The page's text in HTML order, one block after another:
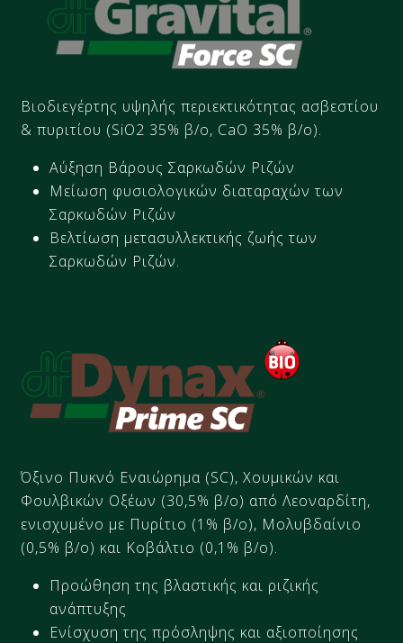
Βιοδιεγέρτης υψηλής περιεκτικότητας ασβεστίου
& πυριτίου (SiO2 35% β/ο, CaO 35% β/ο)​.
Αύξηση Βάρους Σαρκωδών Ριζών
Μείωση φυσιολογικών διαταραχών των
Σαρκωδών Ριζών
Βελτίωση μετασυλλεκτικής ζωής των
Σαρκωδών Ριζών.
Όξινο Πυκνό Εναιώρηµα (SC),Χουµικών και
Φουλβικών Οξέων (30,5% β/ο) απόΛεοναρδίτη,
ενισχυµένο µε Πυρίτιο (1% β/ο), Μολυβδαίνιο
(0,5% β/ο) και Κοβάλτιο (0,1% β/ο).
Προώθηση της βλαστικής και ριζικής
ανάπτυξης
Ενίσχυση της πρόσληψης και αξιοποίησης